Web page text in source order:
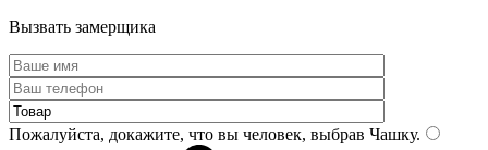
Вызвать замерщика
Пожалуйста, докажите, что вы человек, выбрав Чашку.